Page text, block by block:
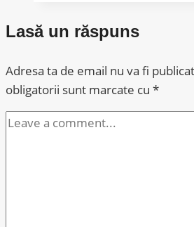
Lasă un răspuns
Adresa ta de email nu va fi
obligatorii sunt marcate cu *